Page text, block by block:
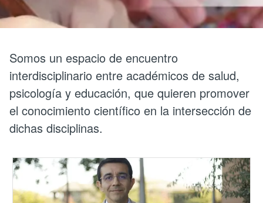
Somos un espacio de encuentro
interdisciplinario entre académicos de salud,
psicología y educación, que quieren promover
el conocimiento científico en la intersección de
dichas disciplinas.